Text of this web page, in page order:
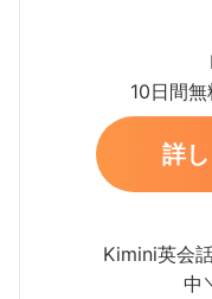
10日間
詳
Kimini英会
中